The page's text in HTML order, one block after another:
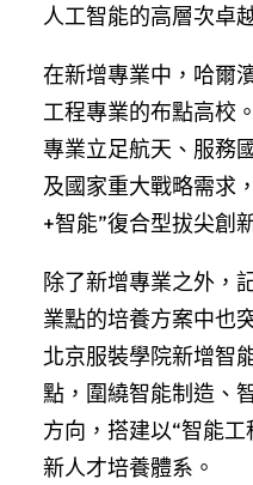
人工智能的高層次卓
在新增專業中，哈爾
工程專業的布點高校
專業立足航天、服務
及國家重大戰略需求
+智能”復合型拔尖創
除了新增專業之外，
業點的培養方案中也
北京服裝學院新增智
點，圍繞智能制造、
方向，搭建以“智能
新人才培養體系。